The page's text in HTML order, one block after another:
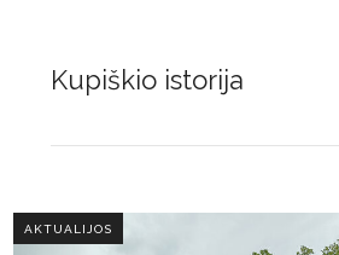
Kupiškio istorija
AKTUALIJOS